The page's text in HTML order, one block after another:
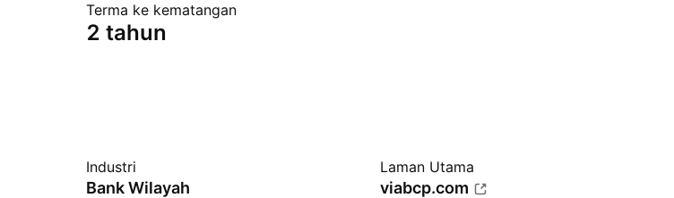
Terma ke kematangan
2 tahun
Industri
Bank Wilayah
Laman Utama
viabcp.com